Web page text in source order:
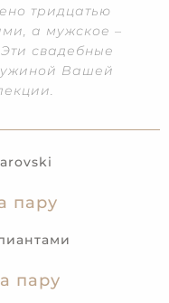
тридцатью
а мужское –
свадебные
Вашей
пару
пару